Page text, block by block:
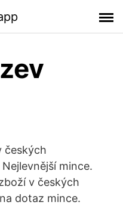
českých
mince.
v českých
dotaz mince.